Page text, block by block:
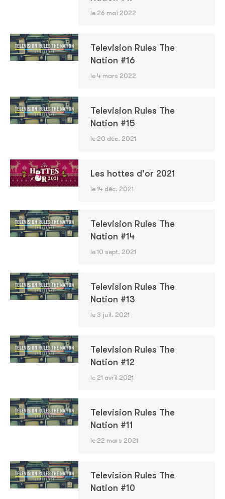
le 26 mai 2022
Television Rules The
Nation #16
le 4 mars 2022
Television Rules The
Nation #15
le 20 déc. 2021
Les hottes d'or 2021
le 14 déc. 2021
Television Rules The
Nation #14
le 10 sept. 2021
Television Rules The
Nation #13
le 3 juil. 2021
Television Rules The
Nation #12
le 21 avril 2021
Television Rules The
Nation #11
le 22 mars 2021
Television Rules The
Nation #10